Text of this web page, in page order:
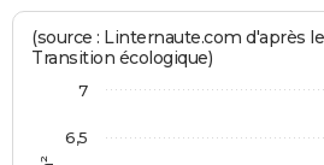
(source : Linternaute.com d'après
Transition écologique)
6,5
7